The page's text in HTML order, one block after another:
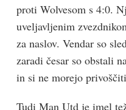
proti Wolvesom s 4:0.
uveljavljenim
za naslov. Vendar so
zaradi česar so obstali
in si ne morejo
Tudi Man Utd je imel